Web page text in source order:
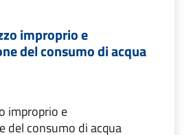
improprio e
del consumo di acqua
improprio e
del consumo di acqua